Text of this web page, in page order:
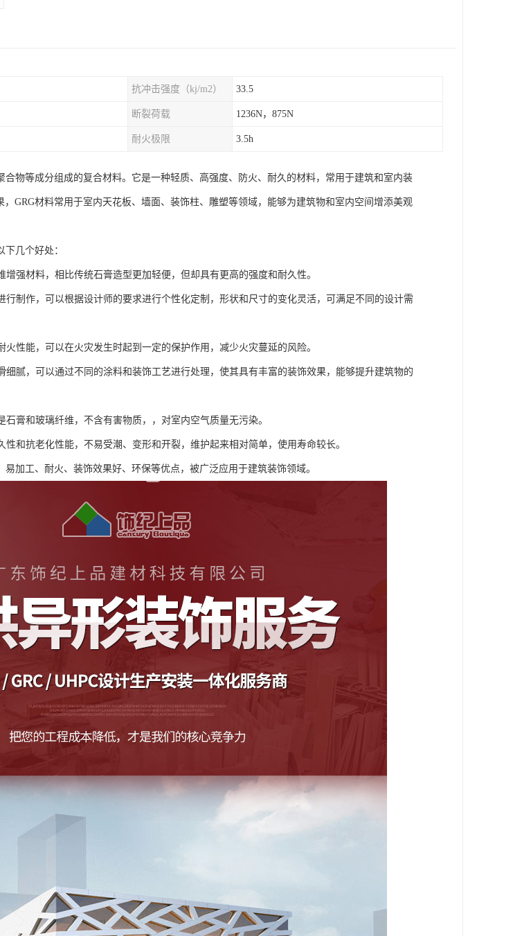
抗冲击强度（kj/m2） 33.5
断裂荷载 1236N，875N
耐火极限 3.5h
合物等成分组成的复合材料。它是一种轻质、高强度、防火、耐久的材料，常用于建筑和室内装
GRG材料常用于室内天花板、墙面、装饰柱、雕塑等领域，能够为建筑物和室内空间增添美观
几个好处：
增强材料，相比传统石膏造型更加轻便，但却具有更高的强度和耐久性。
行制作，可以根据设计师的要求进行个性化定制，形状和尺寸的变化灵活，可满足不同的设计需
火性能，可以在火灾发生时起到一定的保护作用，减少火灾蔓延的风险。
细腻，可以通过不同的涂料和装饰工艺进行处理，使其具有丰富的装饰效果，能够提升建筑物的
石膏和玻璃纤维，不含有害物质，，对室内空气质量无污染。
性和抗老化性能，不易受潮、变形和开裂，维护起来相对简单，使用寿命较长。
加工、耐火、装饰效果好、环保等优点，被广泛应用于建筑装饰领域。